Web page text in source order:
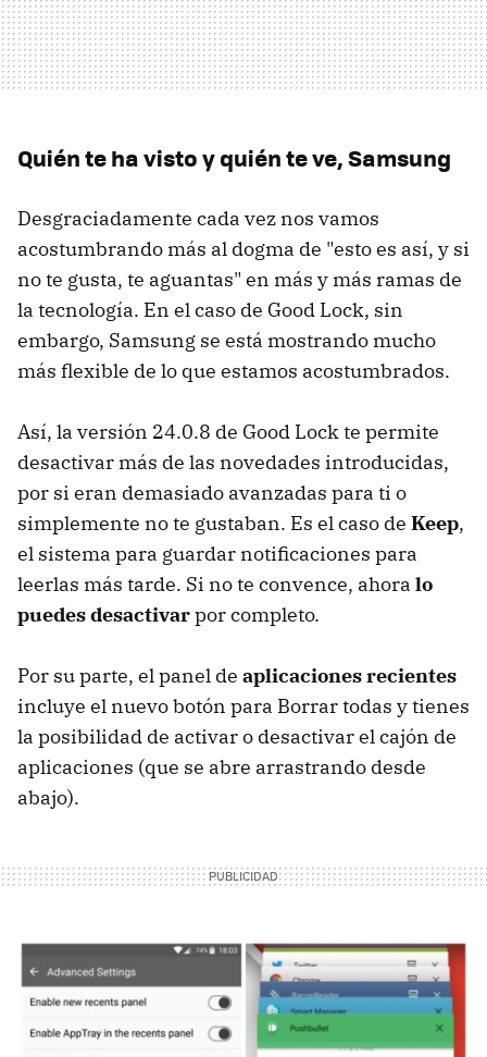
Quién te ha visto y quién te ve, Samsung
Desgraciadamente cada vez nos vamos
acostumbrando más al dogma de "esto es así, y si
no te gusta, te aguantas" en más y más ramas de
la tecnología. En el caso de Good Lock, sin
embargo, Samsung se está mostrando mucho
más flexible de lo que estamos acostumbrados.
Así, la versión 24.0.8 de Good Lock te permite
desactivar más de las novedades introducidas,
por si eran demasiado avanzadas para ti o
simplemente no te gustaban. Es el caso de Keep,
el sistema para guardar notificaciones para
leerlas más tarde. Si no te convence, ahora lo
puedes desactivarpor completo.
Por su parte, el panel de aplicaciones recientes
incluye el nuevo botón para Borrar todas y tienes
la posibilidad de activar o desactivar el cajón de
aplicaciones (que se abre arrastrando desde
abajo).